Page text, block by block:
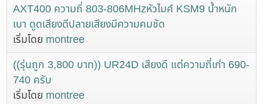
AXT400 ความถี่ 803-806MHzหัวไมค์ KSM9 น้ำหนัก
เบา ดูดเสียงดีปลายเสียงมีความคมชัด
เริ่มโดย montree
((รุ่นถูก 3,800 บาท)) UR24D เสียงดี แต่ความถี่เก่า 690-
740 ครับ
เริ่มโดย montree